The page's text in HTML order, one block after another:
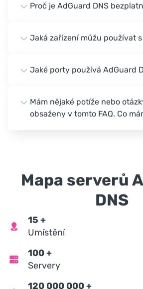
Proč je AdGuard DNS
Jaká zařízení můžu používat s
Jaké porty používá AdGuard
Mám nějaké potíže nebo
obsaženy v tomto FAQ. Co
Mapa serverů
DNS
15 +
Umístění
100+
Servery
120 000 000+